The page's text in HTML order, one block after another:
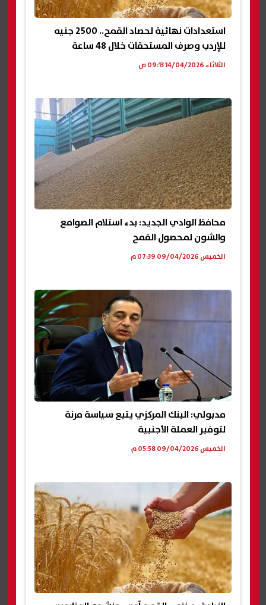
استعدادات نهائية لحصاد القمح.. 2500 جنيه
للإردب وصرف المستحقات خلال 48 ساعة
الثلاثاء 14/04/2026 09:13 ص
محافظ الوادي الجديد: بدء استلام الصوامع
والشون لمحصول القمح
الخميس 09/04/2026 07:39 م
مدبولي: البنك المركزي يتبع سياسة مرنة
لتوفير العملة الأجنبية
الخميس 09/04/2026 05:58 م